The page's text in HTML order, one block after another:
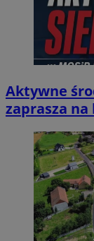
Aktywne
zaprasza